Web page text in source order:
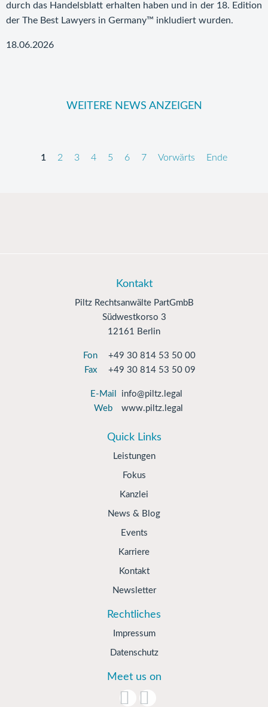
durch das Handelsblatt erhalten haben und in der 18. Edition
der The Best Lawyers in Germany™ inkludiert wurden.
18.06.2026
WEITERE NEWS ANZEIGEN
1 2 3 4 5 6 7 Vorwärts Ende
Kontakt
Piltz Rechtsanwälte PartGmbB
Südwestkorso 3
12161 Berlin
Fon
+49 30 814 53 50 00
Fax
+49 30 814 53 50 09
E-Mail
info@piltz.legal
Web
www.piltz.legal
Quick Links
Leistungen
Fokus
Kanzlei
News & Blog
Events
Karriere
Kontakt
Newsletter
Rechtliches
Impressum
Datenschutz
Meet us on